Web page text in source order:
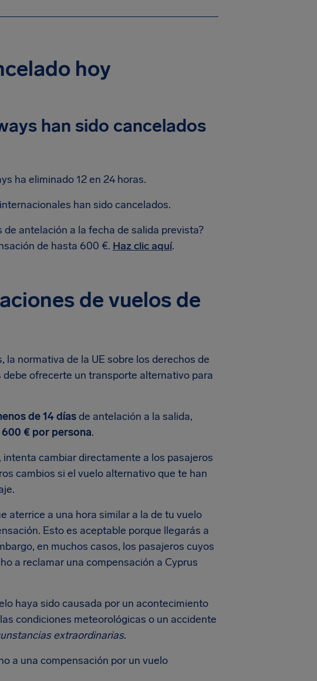
hoy
han sido cancelados
ha eliminado 12 en 24 horas.
han sido cancelados.
antelación a la fecha de salida prevista?
de hasta 600 €. Haz clic aquí.
de vuelos de
la normativa de la UE sobre los derechos de
ofrecerte un transporte alternativo para
de 14 díasde antelación a la salida,
€ por persona.
cambiar directamente a los pasajeros
cambios si el vuelo alternativo que te han
aterrice a una hora similar a la de tu vuelo
Esto es aceptable porque llegarás a
en muchos casos, los pasajeros cuyos
a reclamar una compensación a Cyprus
haya sido causada por un acontecimiento
condiciones meteorológicas o un accidente
extraordinarias.
a una compensación por un vuelo